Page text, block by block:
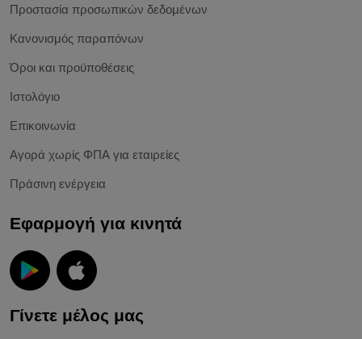
Προστασία προσωπικών δεδομένων
Κανονισμός παραπόνων
Όροι και προϋποθέσεις
Ιστολόγιο
Επικοινωνία
Αγορά χωρίς ΦΠΑ για εταιρείες
Πράσινη ενέργεια
Εφαρμογή για κινητά
Γίνετε μέλος μας